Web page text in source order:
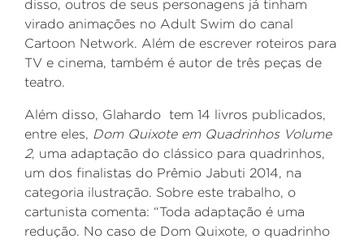
disso, outros de seus personagens já tinham
virado animações no Adult Swim do canal
Cartoon Network. Além de escrever roteiros para
TV e cinema, também é autor de três peças de
teatro.
Além disso, Glahardo tem 14 livros publicados,
entre eles, Dom Quixote em Quadrinhos Volume
2, uma adaptação do clássico para quadrinhos,
um dos finalistas do Prêmio Jabuti 2014, na
categoria ilustração. Sobre este trabalho, o
cartunista comenta: “Toda adaptação é uma
redução. No caso de Dom Quixote, o quadrinho